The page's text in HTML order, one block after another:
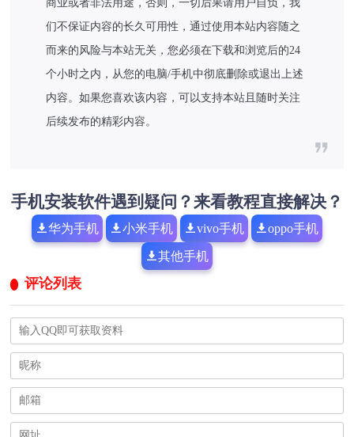
商业或者非法用途，否则，一切后果请用户自负，我
们不保证内容的长久可用性，通过使用本站内容随之
而来的风险与本站无关，您必须在下载和浏览后的24
个小时之内，从您的电脑/手机中彻底删除或退出上述
内容。如果您喜欢该内容，可以支持本站且随时关注
后续发布的精彩内容。
手机安装软件遇到疑问？来看教程直接解决？
华为手机 小米手机 vivo手机 oppo手机
其他手机
评论列表